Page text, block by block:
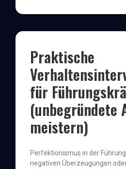
Praktische
für
(unbegründete
meistern)
Perfektionismus in der
negativen Überzeugungen